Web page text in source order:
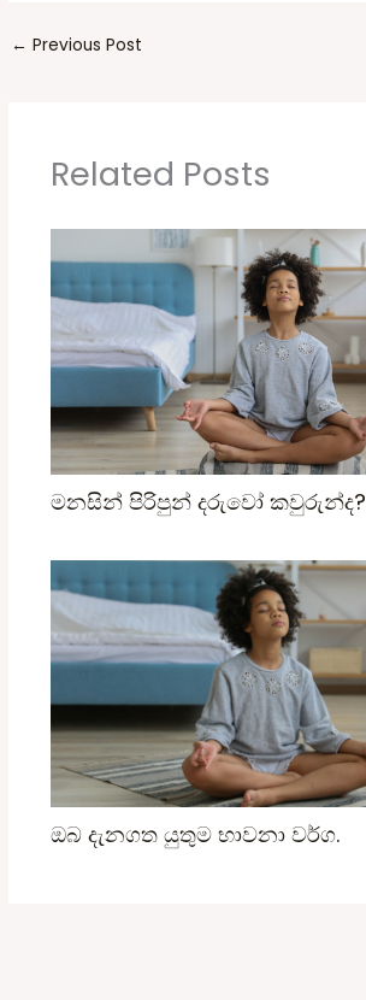
← Previous Post
Related Posts
මනසින් පිරිපුන් දරුවෝ කවුරුන්ද?
ඔබ දැනගත යුතුම භාවනා වර්ග.